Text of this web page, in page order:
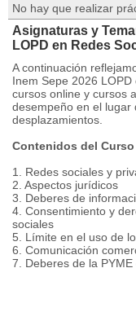
No hay que realizar
Asignaturas y
LOPD en Redes
A continuación
Inem Sepe 2026
cursos online y cursos
desempeño en el lugar
desplazamientos.
Contenidos del Curso
1. Redes sociales y
2. Aspectos jurídicos
3. Deberes de
4. Consentimiento y
sociales
5. Límite en el uso de
6. Comunicación
7. Deberes de la